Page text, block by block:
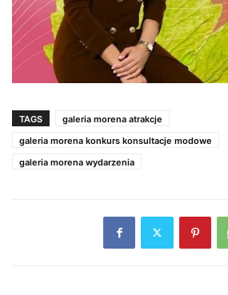
TAGS
galeria morena atrakcje
galeria morena konkurs konsultacje modowe
galeria morena wydarzenia